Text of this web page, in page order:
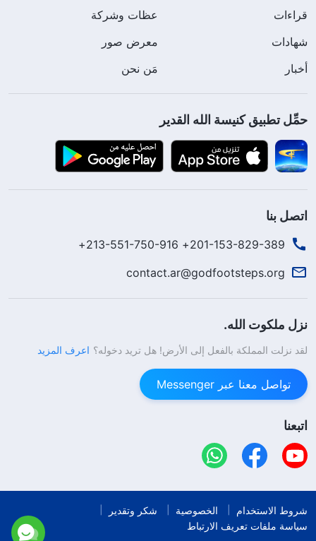
قراءات
عظات وشركة
شهادات
معرض صور
أخبار
مَن نحن
حمِّل تطبيق كنيسة الله القدير
اتصل بنا
201-153-829-389+ 213-551-750-916+
contact.ar@godfootsteps.org
نزل ملكوت الله.
لقد نزلت المملكة بالفعل إلى الأرض! هل تريد دخوله؟ اعرف المزيد
تواصل معنا عبر Messenger
اتبعنا
شروط الاستخدام الخصوصية
شكر وتقدير
سياسة ملفات تعريف الارتباط